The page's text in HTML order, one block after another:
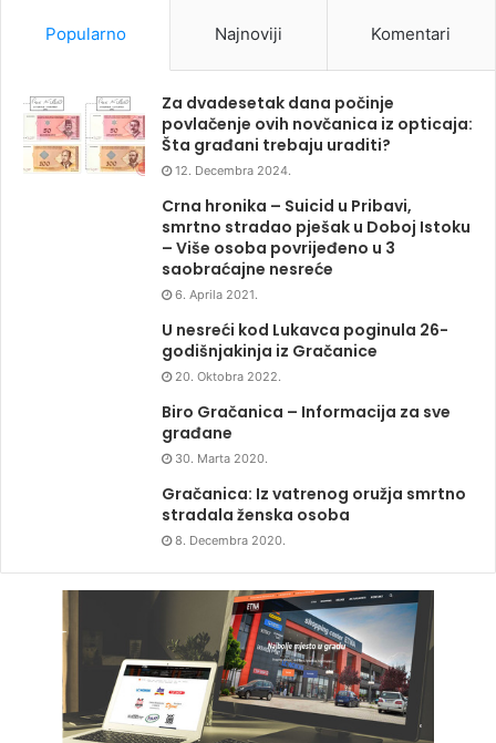
Popularno Najnoviji Komentari
Za dvadesetak dana počinje
povlačenje ovih novčanica iz opticaja:
Šta građani trebaju uraditi?
12. Decembra 2024.
Crna hronika – Suicid u Pribavi,
smrtno stradao pješak u Doboj Istoku
– Više osoba povrijeđeno u 3
saobraćajne nesreće
6. Aprila 2021.
U nesreći kod Lukavca poginula 26-
godišnjakinja iz Gračanice
20. Oktobra 2022.
Biro Gračanica – Informacija za sve
građane
30. Marta 2020.
Gračanica: Iz vatrenog oružja smrtno
stradala ženska osoba
8. Decembra 2020.